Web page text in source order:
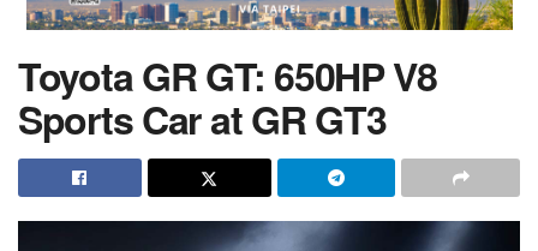
Toyota GR GT: 650HP V8
Sports Car at GR GT3